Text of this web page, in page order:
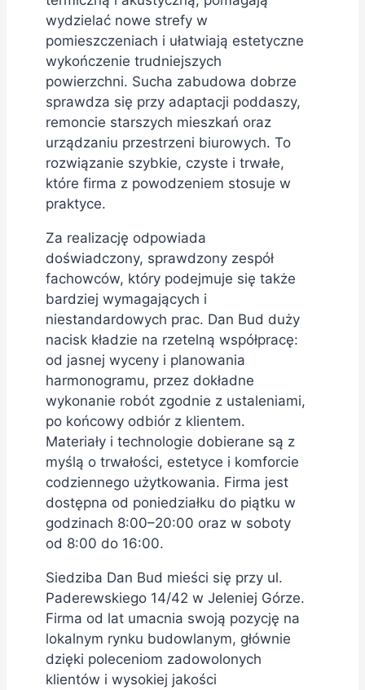
wydzielać nowe strefy w
pomieszczeniach i ułatwiają estetyczne
wykończenie trudniejszych
powierzchni. Sucha zabudowa dobrze
sprawdza się przy adaptacji poddaszy,
remoncie starszych mieszkań oraz
urządzaniu przestrzeni biurowych. To
rozwiązanie szybkie, czyste i trwałe,
które firma z powodzeniem stosuje w
praktyce.
Za realizację odpowiada
doświadczony, sprawdzony zespół
fachowców, który podejmuje się także
bardziej wymagających i
niestandardowych prac. Dan Bud duży
nacisk kładzie na rzetelną współpracę:
od jasnej wyceny i planowania
harmonogramu, przez dokładne
wykonanie robót zgodnie z ustaleniami,
po końcowy odbiór z klientem.
Materiały i technologie dobierane są z
myślą o trwałości, estetyce i komforcie
codziennego użytkowania. Firma jest
dostępna od poniedziałku do piątku w
godzinach 8:00–20:00 oraz w soboty
od 8:00 do 16:00.
Siedziba Dan Bud mieści się przy ul.
Paderewskiego 14/42 w Jeleniej Górze.
Firma od lat umacnia swoją pozycję na
lokalnym rynku budowlanym, głównie
dzięki poleceniom zadowolonych
klientów i wysokiej jakości